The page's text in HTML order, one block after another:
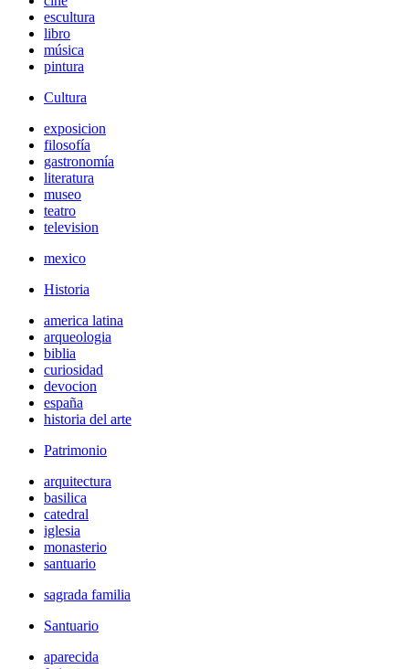
escultura
libro
música
pintura
Cultura
exposicion
filosofía
gastronomía
literatura
museo
teatro
television
mexico
Historia
america latina
arqueologia
biblia
curiosidad
devocion
españa
historia del arte
Patrimonio
arquitectura
basilica
catedral
iglesia
monasterio
santuario
sagrada familia
Santuario
aparecida